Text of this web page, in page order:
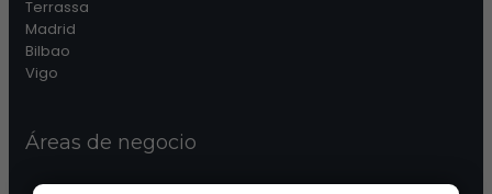
Terrassa
Madrid
Bilbao
Vigo
Áreas de negocio